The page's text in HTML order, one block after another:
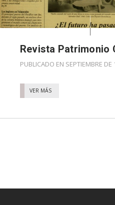
Revista Patrimonio
PUBLICADO EN SEPTIEMBRE DE
VER MÁS